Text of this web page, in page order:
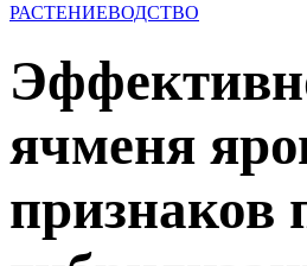
РАСТЕНИЕВОДСТВО
ячменя
признаков